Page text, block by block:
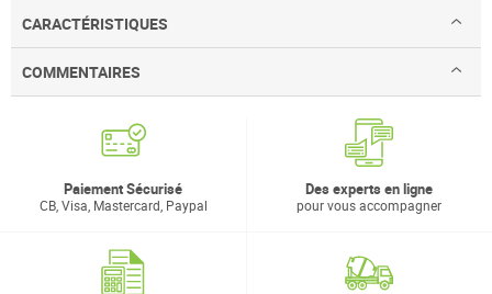
CARACTÉRISTIQUES
COMMENTAIRES
Paiement Sécurisé
CB, Visa, Mastercard, Paypal
Des experts en ligne
pour vous accompagner